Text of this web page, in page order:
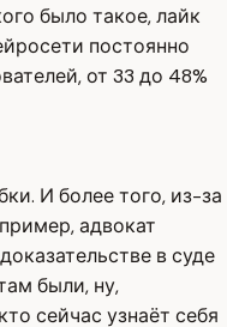
было такое, лайк
постоянно
от 33 до 48%
И более того, из-за
адвокат
в суде
были, ну,
сейчас узнаёт себя